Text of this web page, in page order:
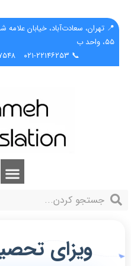
۵۵، واحد ب
📞 ۰۲۱-۲۲۱۴۶۲۵۳
ویزای